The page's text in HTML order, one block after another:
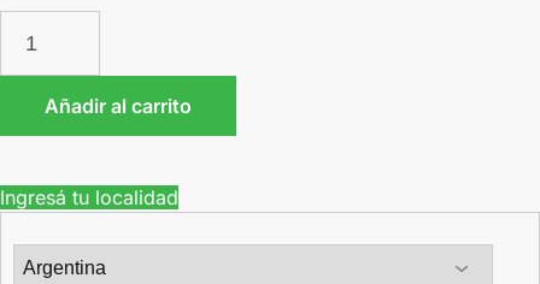
Añadir al carrito
Ingresá tu localidad